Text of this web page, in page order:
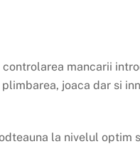
mancarii
joaca dar si
la nivelul optim